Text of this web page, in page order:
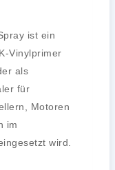
ist ein
Vinylprimer
als
für
Motoren
im
wird.